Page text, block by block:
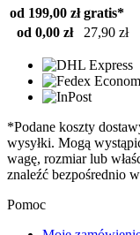
od 199,00 zł gratis*
od 0,00 zł
27,90 zł
*Podane koszty
wysyłki. Mogą
wagę, rozmiar lub
znaleźć bezpośrednio
Pomoc